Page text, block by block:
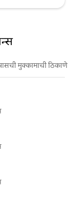
मुक्कामाची ठिकाणे